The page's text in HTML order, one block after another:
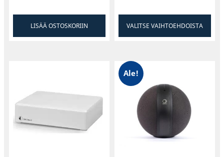
LISÄÄ OSTOSKORIIN VALITSE VAIHTOEHDOISTA
Ale!